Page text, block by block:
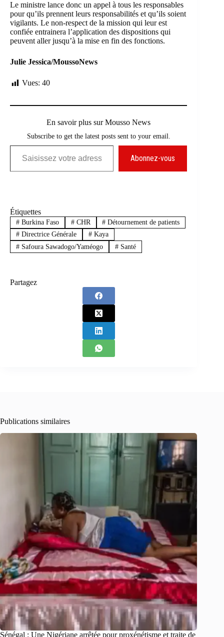
Le ministre lance donc un appel à tous les responsables
pour qu’ils prennent leurs responsabilités et qu’ils soient
vigilants. Le non-respect de la mission qui leur est
confiée entrainera l’application des dispositions qui
peuvent aller jusqu’à la mise en fin des fonctions.
Julie Jessica/MoussoNews
Vues: 40
En savoir plus sur Mousso News
Subscribe to get the latest posts sent to your email.
Saisissez votre adresse e-mail…
Abonnez-vous
Étiquettes
#Burkina Faso #CHR # Détournement de patients
#Directrice Générale #Kaya
#Safoura Sawadogo/Yaméogo #Santé
Partagez
Publications similaires
Sénégal : Une Nigériane arrêtée pour proxénétisme et traite de